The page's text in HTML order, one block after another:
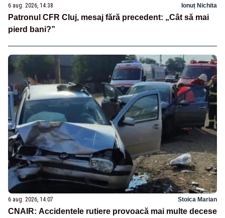
6 aug. 2026, 14:38 Ionuț Nichita
Patronul CFR Cluj, mesaj fără precedent: „Cât să mai
pierd bani?”
6 aug. 2026, 14:07 Stoica Marian
CNAIR: Accidentele rutiere provoacă mai multe decese